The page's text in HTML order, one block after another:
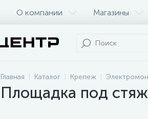
О компании Магазины
Главная Каталог Крепеж
Площадка под